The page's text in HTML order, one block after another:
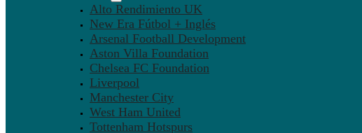
Alto Rendimiento UK
New Era Fútbol + Inglés
Arsenal Football Development
Aston Villa Foundation
Chelsea FC Foundation
Liverpool
Manchester City
West Ham United
Tottenham Hotspurs